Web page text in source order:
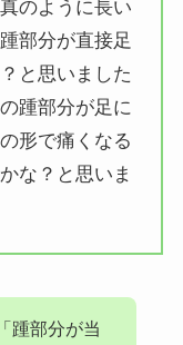
のように長い
部分が直接足
と思いました
踵部分が足に
形で痛くなる
な？と思いま
踵部分が当